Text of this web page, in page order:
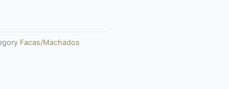
Facas/Machados